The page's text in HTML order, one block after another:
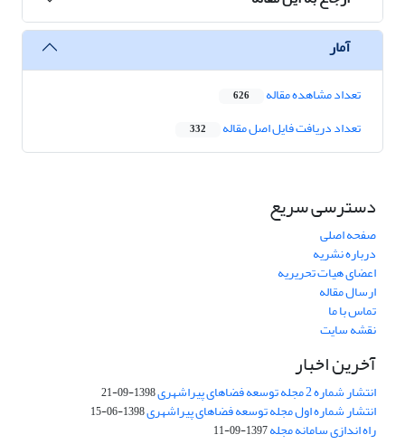
آمار
تعداد مشاهده مقاله 626
تعداد دریافت فایل اصل مقاله 332
دسترسی سریع
صفحه اصلی
درباره نشریه
اعضای هیات تحریریه
ارسال مقاله
تماس با ما
نقشه سایت
آخرین اخبار
انتشار شماره 2 مجله توسعه فضاهای پیراشهری 1398-09-21
انتشار شماره اول مجله توسعه فضاهای پیراشهری1398-06-15
راه اندازی سامانه مجله1397-09-11